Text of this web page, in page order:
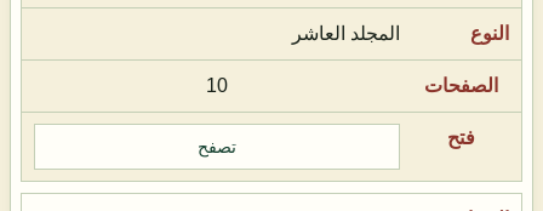
المجلد العاشر
10
تصفح